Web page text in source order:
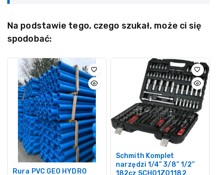
Na podstawie tego, czego szukał, może ci się
spodobać:
Rura PVC GEO HYDRO
Schmith Komplet
narzędzi 1/4” 3/8” 1/2”
182cz SCH01Z01182